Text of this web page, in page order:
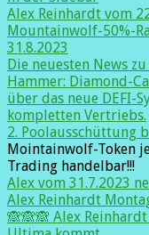
Alex Reinhardt vom
Mountainwolf-50%-
31.8.2023
Die neuesten News
Hammer: Diamond-
über das neue DEFI-
kompletten Vertriebs.
2. Poolausschüttung
Mointainwolf-Token
Trading handelbar!!!
Alex vom 31.7.2023
Alex Reinhardt
🙈🙈🙈 Alex